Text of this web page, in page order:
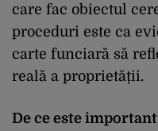
care fac obiectul
proceduri este ca
carte funciară să
reală a proprietății.
De ce este